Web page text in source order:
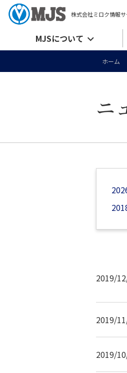
株式会社ミロク情報
MJSについて
ホーム
ニ
2019/
2019/
2019/